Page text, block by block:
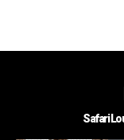
Safari